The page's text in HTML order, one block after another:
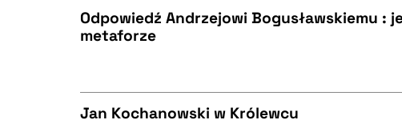
Odpowiedź Andrzejowi Bogusławskiemu :
metaforze
Jan Kochanowski w Królewcu